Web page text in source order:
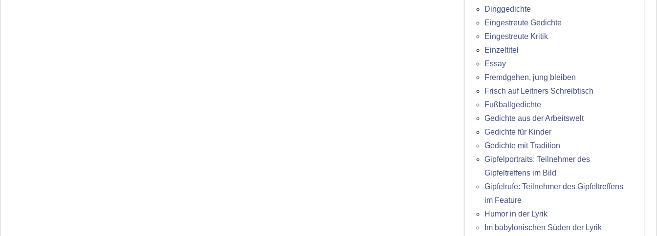
Dinggedichte
Eingestreute Gedichte
Eingestreute Kritik
Einzeltitel
Essay
Fremdgehen, jung bleiben
Frisch auf Leitners Schreibtisch
Fußballgedichte
Gedichte aus der Arbeitswelt
Gedichte für Kinder
Gedichte mit Tradition
Gipfelportraits: Teilnehmer des
Gipfeltreffens im Bild
Gipfelrufe: Teilnehmer des Gipfeltreffens
im Feature
Humor in der Lyrik
Im babylonischen Süden der Lyrik